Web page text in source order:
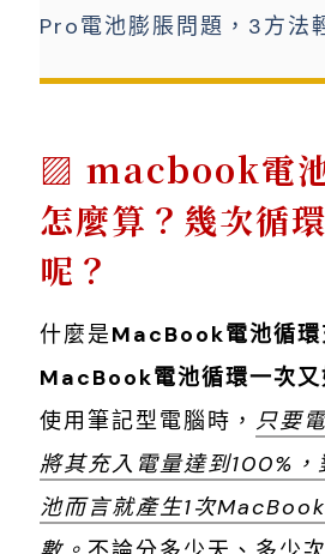
Pro電池膨脹問題，3方法
macbook電
怎麼算？幾次循
呢？
什麼是MacBook電池循環
MacBook電池循環一次又
使用筆記型電腦時， 只要
將其充入電量達到100%
池而言就產生1次